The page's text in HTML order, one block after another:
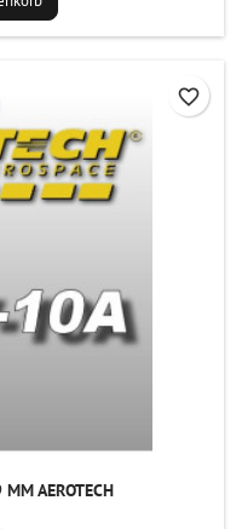
AEROTECH
favorite_border